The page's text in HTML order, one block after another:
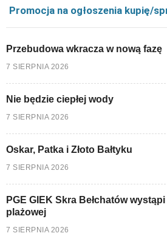
Promocja na ogłoszenia kupię/
Przebudowa wkracza w nową fazę
7 SIERPNIA 2026
Nie będzie ciepłej wody
7 SIERPNIA 2026
Oskar, Patka i Złoto Bałtyku
7 SIERPNIA 2026
PGE GIEK Skra Bełchatów
plażowej
7 SIERPNIA 2026